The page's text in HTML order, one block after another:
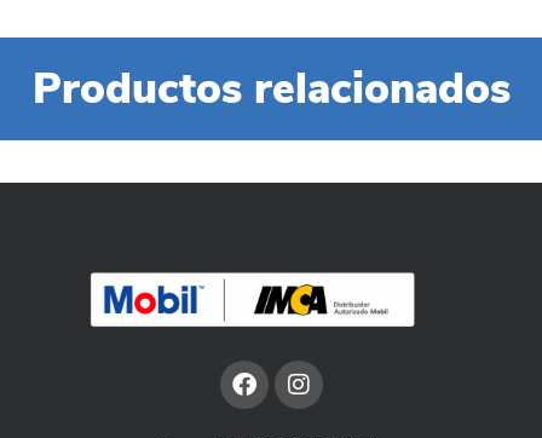
Productos relacionados